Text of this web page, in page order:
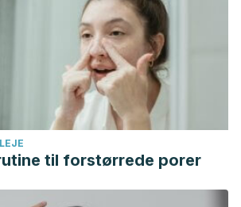
til forstørrede porer